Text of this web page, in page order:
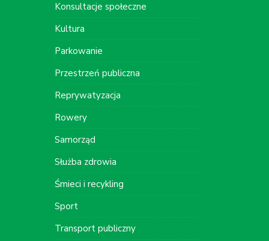
Konsultacje społeczne
Kultura
Parkowanie
Przestrzeń publiczna
Reprywatyzacja
Rowery
Samorząd
Służba zdrowia
Śmieci i recykling
Sport
Transport publiczny